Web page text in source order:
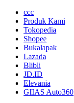
ccc
Produk Kami
Tokopedia
Shopee
Bukalapak
Lazada
Blibli
JD.ID
Elevania
GIIAS Auto360